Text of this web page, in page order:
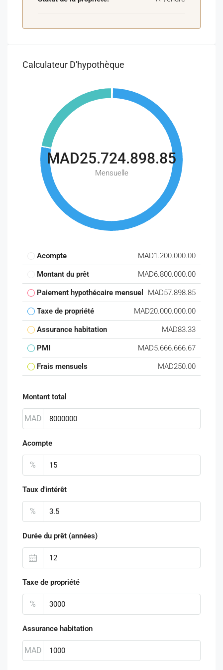
Calculateur D'hypothèque
MAD25.724.898.85
Mensuelle
Acompte MAD1.200.000.00
Montant du prêt MAD6.800.000.00
Paiement hypothécaire mensuel MAD57.898.85
Taxe de propriété MAD20.000.000.00
Assurance habitation MAD83.33
PMI MAD5.666.666.67
Frais mensuels MAD250.00
Montant total
MAD
Acompte
%
Taux d'intérêt
%
Durée du prêt (années)
Taxe de propriété
%
Assurance habitation
MAD